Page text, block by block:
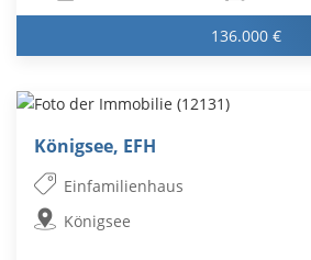
136.000 €
Königsee, EFH
Einfamilienhaus
Königsee